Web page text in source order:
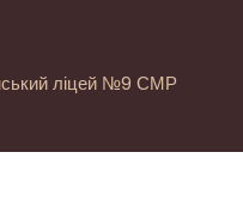
ліцей №9 СМР